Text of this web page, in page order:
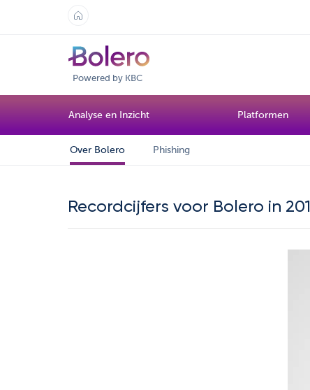
Powered by KBC
Analyse en Inzicht Platformen
Over Bolero Phishing
Recordcijfers voor Bolero in